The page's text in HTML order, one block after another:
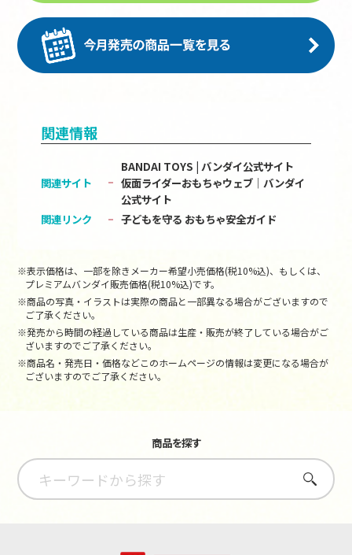
関連情報
関連サイト
BANDAI TOYS | バンダイ公式サイト
仮面ライダーおもちゃウェブ│バンダイ
公式サイト
関連リンク
子どもを守る おもちゃ安全ガイド
※表示価格は、一部を除きメーカー希望小売価格(税10%込)、もしくは、
プレミアムバンダイ販売価格(税10%込)です。
※商品の写真・イラストは実際の商品と一部異なる場合がございますので
ご了承ください。
※発売から時間の経過している商品は生産・販売が終了している場合がご
ざいますのでご了承ください。
※商品名・発売日・価格などこのホームページの情報は変更になる場合が
ございますのでご了承ください。
商品を探す
さがす